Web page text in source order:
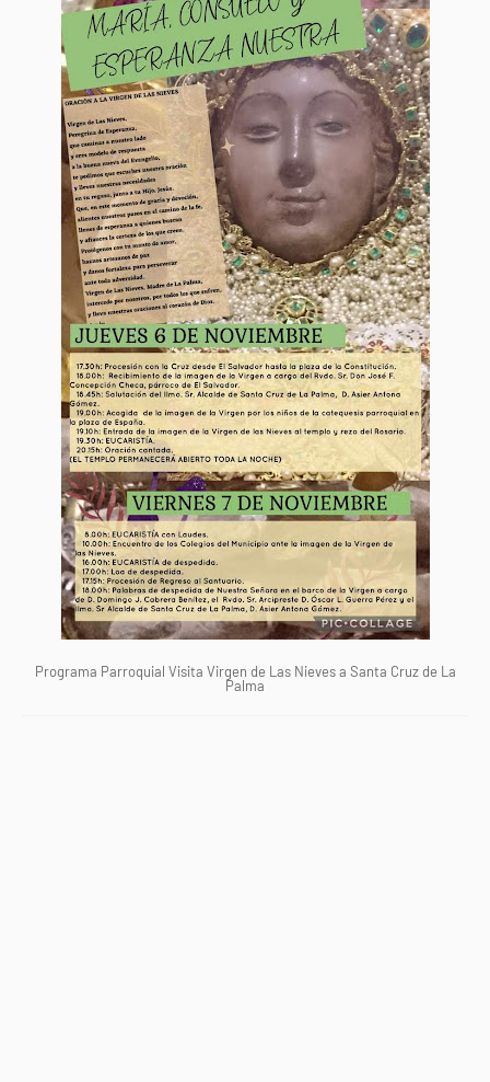
Programa Parroquial Visita Virgen de Las Nieves a Santa Cruz de La
Palma